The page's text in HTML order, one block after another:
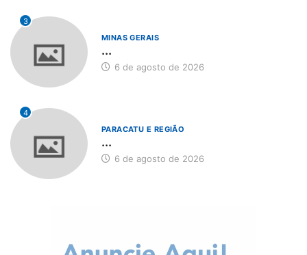
3
MINAS GERAIS
...
6 de agosto de 2026
4
PARACATU E REGIÃO
...
6 de agosto de 2026